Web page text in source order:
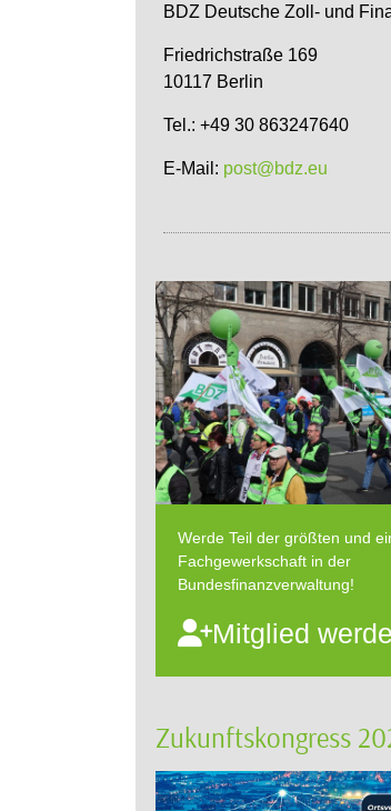
BDZ Deutsche Zoll- und
Friedrichstraße 169
10117 Berlin
Tel.: +49 30 863247640
E-Mail: post@bdz.eu
Werde Teil der größten und
Fachgewerkschaft in der
Bundesfinanzverwaltung!
Mitglied
Zukunftskongress